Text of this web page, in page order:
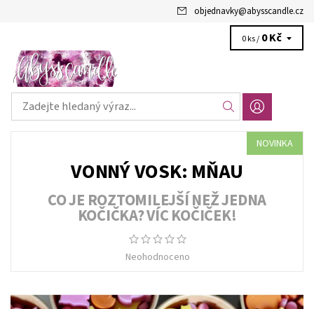
objednavky@abysscandle.cz
0 ks / 0 Kč
NOVINKA
VONNÝ VOSK: MŇAU
CO JE ROZTOMILEJŠÍ NEŽ JEDNA
KOČIČKA? VÍC KOČIČEK!
Neohodnoceno